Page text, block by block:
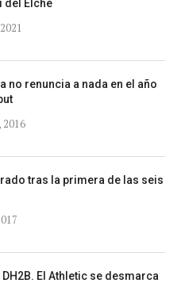
del Elche
no renuncia a nada en el año
2016
tras la primera de las seis
DH2B. El Athletic se desmarca